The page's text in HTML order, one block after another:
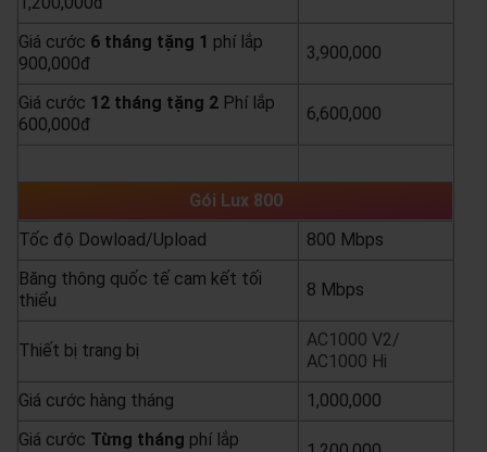
Giá cước 6 tháng tặng 1 phí lắp
900,000đ
3,900,000
Giá cước 12 tháng tặng 2 Phí lắp
600,000đ
6,600,000
Gói Lux 800
Tốc độ Dowload/Upload
800 Mbps
Băng thông quốc tế cam kết tối
thiểu
8 Mbps
Thiết bị trang bị
AC1000 V2/
AC1000 Hi
Giá cước hàng tháng
1,000,000
Giá cước Từng tháng phí lắp